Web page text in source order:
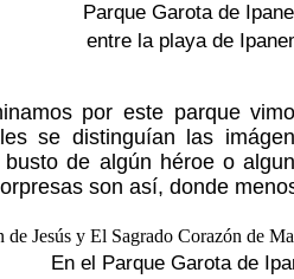
Parque Garota de
entre la playa de
por este parque
se distinguían las
de algún héroe o
son así, donde
En el Parque Garota de